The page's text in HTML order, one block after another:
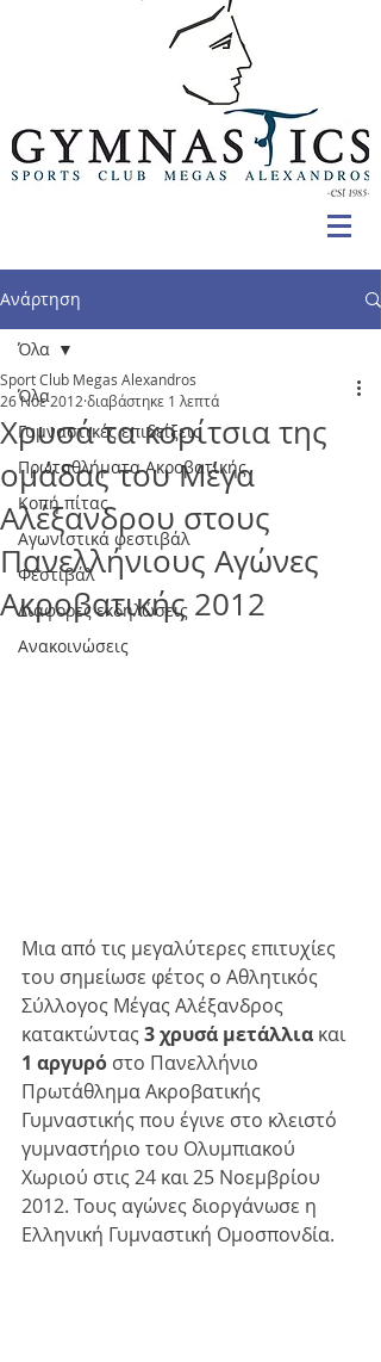
Ανάρτηση
Όλα
Γυμναστικές επιδείξεις
Πρωταθλήματα Ακροβατικής
Κοπή πίτας
Αγωνιστικά φεστιβάλ
Φεστιβάλ
Διάφορες εκδηλώσεις
Ανακοινώσεις
Όλα
Χρυσά τα κορίτσια της
ομάδας του Μέγα
Αλέξανδρου στους
Πανελλήνιους Αγώνες
Ακροβατικής 2012
Sport Club Megas Alexandros
26 Νοε 2012 διαβάστηκε 1 λεπτά
Μια από τις μεγαλύτερες επιτυχίες
του σημείωσε φέτος ο Αθλητικός
Σύλλογος Μέγας Αλέξανδρος
κατακτώντας 3 χρυσά μετάλλια και
1 αργυρό στο Πανελλήνιο
Πρωτάθλημα Ακροβατικής
Γυμναστικής που έγινε στο κλειστό
γυμναστήριο του Ολυμπιακού
Χωριού στις 24 και 25 Νοεμβρίου
2012. Τους αγώνες διοργάνωσε η
Ελληνική Γυμναστική Ομοσπονδία.